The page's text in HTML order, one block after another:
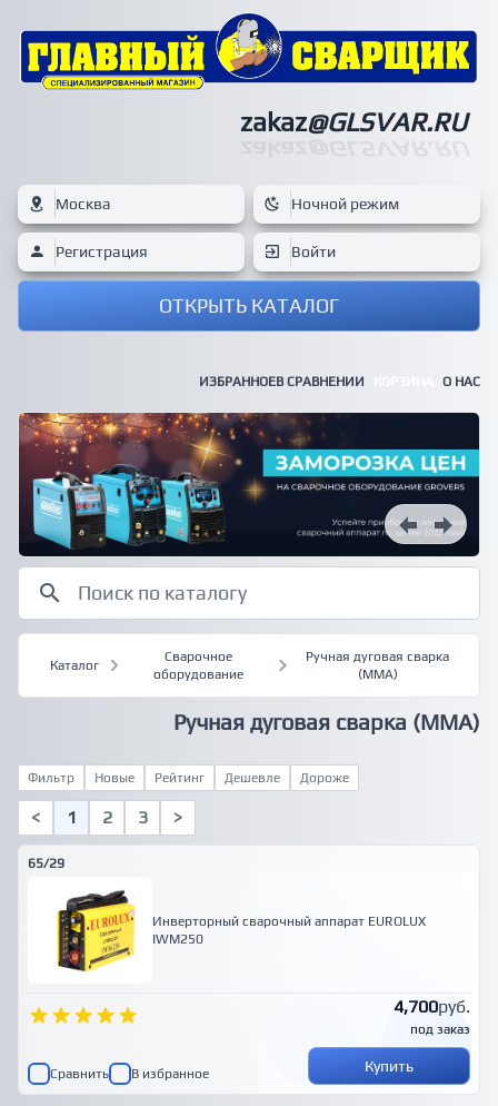
zakaz@GLSVAR.RU
Москва Ночной режим
Регистрация Войти
ОТКРЫТЬ КАТАЛОГ
ИЗБРАННОЕВ СРАВНЕНИИ О НАС
Каталог
Сварочное
оборудование
Ручная дуговая сварка
(MMA)
Ручная дуговая сварка (MMA)
Фильтр Новые Рейтинг Дешевле Дороже
< 1 2 3 >
65/29
Инверторный сварочный аппарат EUROLUX
IWM250
4,700руб.
под заказ
Сравнить В избранное Купить